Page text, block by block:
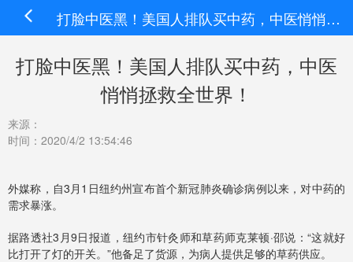
打脸中医黑！美国人排队买中药，中医悄悄拯救全世界！
打脸中医黑！美国人排队买中药，中医
悄悄拯救全世界！
来源：
时间：2020/4/2 13:54:46
外媒称，自3月1日纽约州宣布首个新冠肺炎确诊病例以来，对中药的
需求暴涨。
据路透社3月9日报道，纽约市针灸师和草药师克莱顿·邵说：“这就好
比打开了灯的开关。”他备足了货源，为病人提供足够的草药供应。